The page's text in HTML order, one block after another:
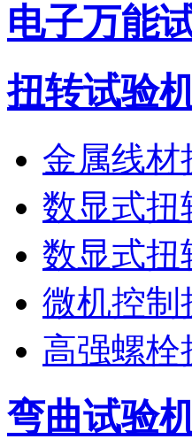
电子万能
扭转试验
金属线材
数显式扭
数显式扭
微机控制
高强螺栓
弯曲试验